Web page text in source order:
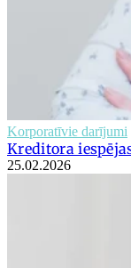
Korporatīvie darījumi
Kreditora
25.02.2026